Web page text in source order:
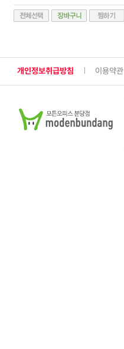
개인정보취급방침 이용약관